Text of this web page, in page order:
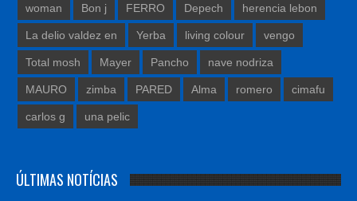
woman Bon j FERRO Depech herencia lebon
La delio valdez en Yerba living colour vengo
Total mosh Mayer Pancho nave nodriza
MAURO zimba PARED Alma romero cimafu
carlos g una pelic
ÚLTIMAS NOTÍCIAS